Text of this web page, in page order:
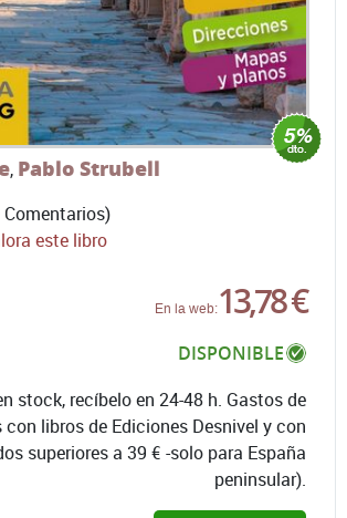
, Pablo Strubell
Comentarios)
este libro
En la web:13,78 €
DISPONIBLE
stock, recíbelo en 24-48 h. Gastos de
libros de Ediciones Desnivel y con
superiores a 39 € -solo para España
peninsular).